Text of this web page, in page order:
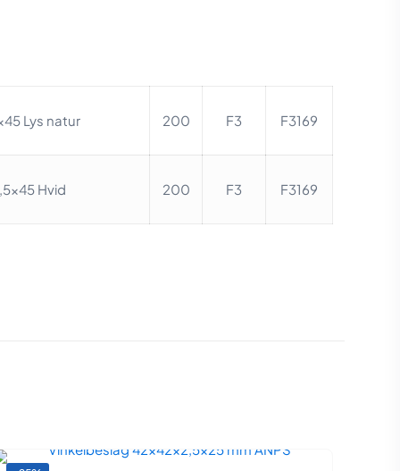
Lys natur 200 F3 F3169
Hvid 200 F3 F3169